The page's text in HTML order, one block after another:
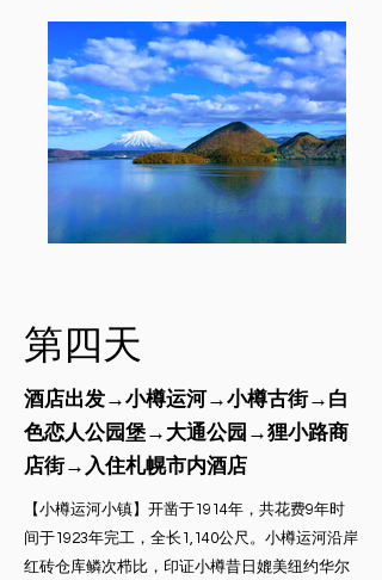
​第四天
酒店出发→小樽运河→小樽古街→白
色恋人公园堡→大通公园→狸小路商
店街→入住札幌市内酒店
【小樽运河小镇】开凿于1914年，共花费9年时
间于1923年完工，全长1,140公尺。小樽运河沿岸
红砖仓库鳞次栉比，印证小樽昔日媲美纽约华尔